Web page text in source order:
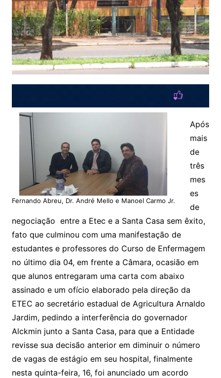
Fernando Abreu, Dr. André Mello e Manoel Carmo Jr.
Após
mais
de
três
mes
es
de
negociação entre a Etec e a Santa Casa sem êxito,
fato que culminou com uma manifestação de
estudantes e professores do Curso de Enfermagem
no último dia 04, em frente a Câmara, ocasião em
que alunos entregaram uma carta com abaixo
assinado e um ofício elaborado pela direção da
ETEC ao secretário estadual de Agricultura Arnaldo
Jardim, pedindo a interferência do governador
Alckmin junto a Santa Casa, para que a Entidade
revisse sua decisão anterior em diminuir o número
de vagas de estágio em seu hospital, finalmente
nesta quinta-feira, 16, foi anunciado um acordo